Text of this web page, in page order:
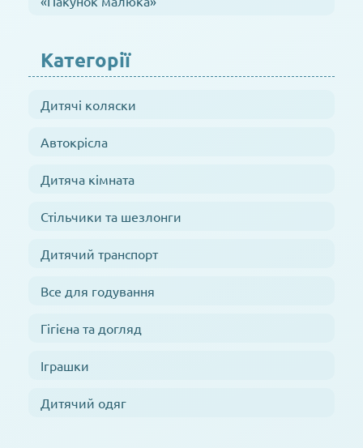
Категорії
Дитячі коляски
Автокрісла
Дитяча кімната
Стільчики та шезлонги
Дитячий транспорт
Все для годування
Гігієна та догляд
Іграшки
Дитячий одяг